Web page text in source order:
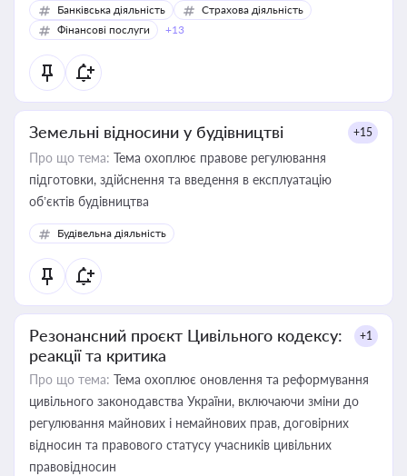
Банківська діяльність
Страхова діяльність
Фінансові послуги
+13
Земельні відносини у будівництві +15
Про що тема: Тема охоплює правове регулювання
підготовки, здійснення та введення в експлуатацію
об’єктів будівництва
Будівельна діяльність
Резонансний проєкт Цивільного кодексу:
реакції та критика
+1
Про що тема: Тема охоплює оновлення та реформування
цивільного законодавства України, включаючи зміни до
регулювання майнових і немайнових прав, договірних
відносин та правового статусу учасників цивільних
правовідносин